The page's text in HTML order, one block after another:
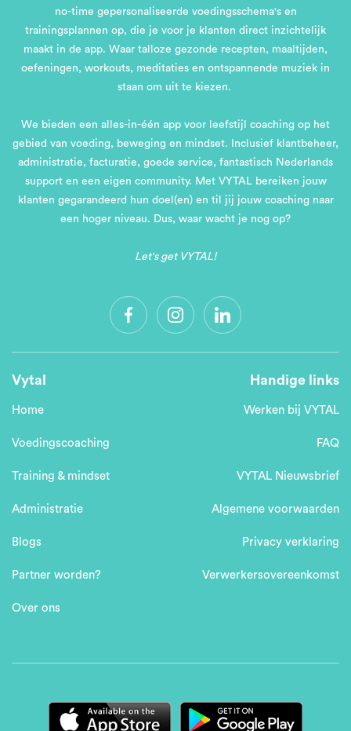
no-time gepersonaliseerde voedingsschema's en
trainingsplannen op, die je voor je klanten direct inzichtelijk
maakt in de app. Waar talloze gezonde recepten, maaltijden,
oefeningen, workouts, meditaties en ontspannende muziek in
staan om uit te kiezen.
We bieden een alles-in-één app voor leefstijl coaching op het
gebied van voeding, beweging en mindset. Inclusief klantbeheer,
administratie, facturatie, goede service, fantastisch Nederlands
support en een eigen community. Met VYTAL bereiken jouw
klanten gegarandeerd hun doel(en) en til jij jouw coaching naar
een hoger niveau. Dus, waar wacht je nog op?
Let's get VYTAL!
Vytal
Home
Voedingscoaching
Training & mindset
Administratie
Blogs
Partner worden?
Over ons
Handige links
Werken bij VYTAL
FAQ
VYTAL Nieuwsbrief
Algemene voorwaarden
Privacy verklaring
Verwerkersovereenkomst